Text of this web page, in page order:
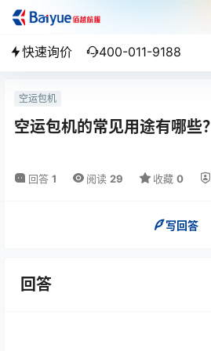
快速询价 400-011-9188
空运包机
空运包机的常见用途有哪些？
回答 1 阅读 29 收藏 0
写回答
回答